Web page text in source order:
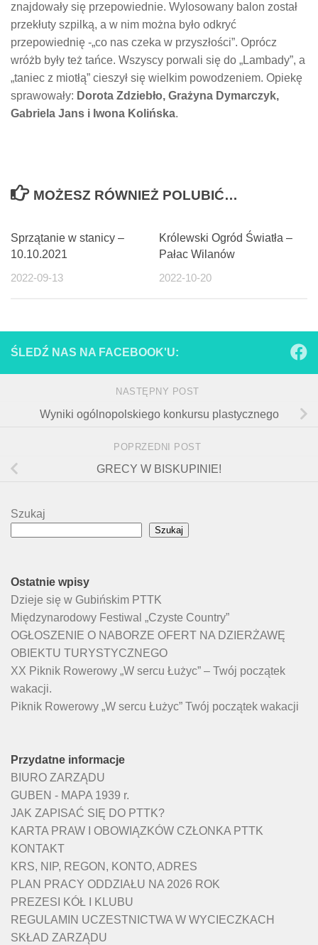
znajdowały się przepowiednie. Wylosowany balon został
przekłuty szpilką, a w nim można było odkryć
przepowiednię -„co nas czeka w przyszłości”. Oprócz
wróżb były też tańce. Wszyscy porwali się do „Lambady”, a
„taniec z miotłą” cieszył się wielkim powodzeniem. Opiekę
sprawowały: Dorota Zdziebło, Grażyna Dymarczyk,
Gabriela Jans i Iwona Kolińska.
MOŻESZ RÓWNIEŻ POLUBIĆ…
Sprzątanie w stanicy –
10.10.2021
2022-09-13
Królewski Ogród Światła –
Pałac Wilanów
2022-10-20
ŚLEDŹ NAS NA FACEBOOK'U:
NASTĘPNY POST
Wyniki ogólnopolskiego konkursu plastycznego
POPRZEDNI POST
GRECY W BISKUPINIE!
Szukaj
Szukaj
Ostatnie wpisy
Dzieje się w Gubińskim PTTK
Międzynarodowy Festiwal „Czyste Country”
OGŁOSZENIE O NABORZE OFERT NA DZIERŻAWĘ
OBIEKTU TURYSTYCZNEGO
XX Piknik Rowerowy „W sercu Łużyc” – Twój początek
wakacji.
Piknik Rowerowy „W sercu Łużyc” Twój początek wakacji
Przydatne informacje
BIURO ZARZĄDU
GUBEN - MAPA 1939 r.
JAK ZAPISAĆ SIĘ DO PTTK?
KARTA PRAW I OBOWIĄZKÓW CZŁONKA PTTK
KONTAKT
KRS, NIP, REGON, KONTO, ADRES
PLAN PRACY ODDZIAŁU NA 2026 ROK
PREZESI KÓŁ I KLUBU
REGULAMIN UCZESTNICTWA W WYCIECZKACH
SKŁAD ZARZĄDU